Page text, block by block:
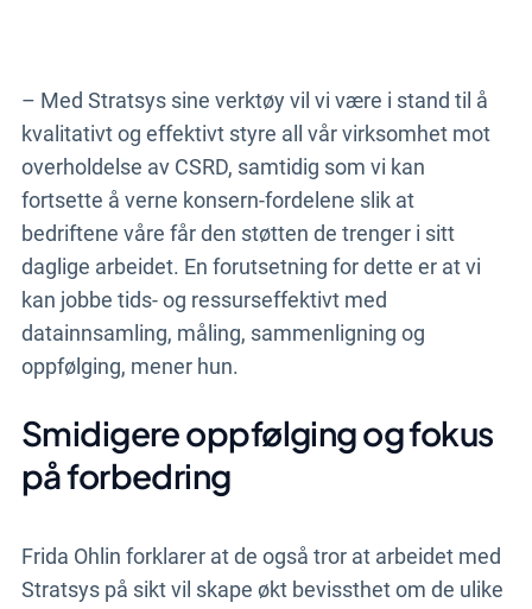
– Med Stratsys sine verktøy vil vi være i stand til å
kvalitativt og effektivt styre all vår virksomhet mot
overholdelse av CSRD, samtidig som vi kan
fortsette å verne konsern-fordelene slik at
bedriftene våre får den støtten de trenger i sitt
daglige arbeidet. En forutsetning for dette er at vi
kan jobbe tids- og ressurseffektivt med
datainnsamling, måling, sammenligning og
oppfølging, mener hun.
Smidigere oppfølging og fokus
på forbedring
Frida Ohlin forklarer at de også tror at arbeidet med
Stratsys på sikt vil skape økt bevissthet om de ulike